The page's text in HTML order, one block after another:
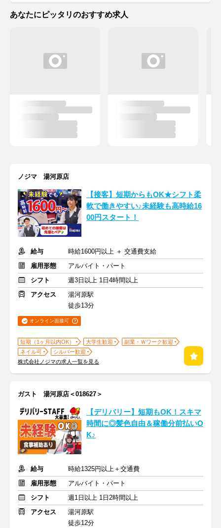
あなたにピッタリのおすすめ求人
ノジマ 湯河原店
【接客】短期からもOK★シフト柔
軟で働きやすい♪未経験も高時給16
00円スタート！
給与
時給1600円以上 ＋ 交通費支給
雇用形態
アルバイト・パート
シフト
週3日以上 1日4時間以上
アクセス
湯河原駅
徒歩13分
オンライン面接可
短期（1ヶ月以内OK） 大学生歓迎
副業・Ｗワーク歓迎
ネイル可
シルバー歓迎
株式会社ノジマの求人一覧を見る
ガスト 湯河原店＜018627＞
【デリバリー】短期もOK！スキマ
時間に◎髪色自由＆稼働分前払いO
K♪
給与
時給1325円以上＋交通費
雇用形態
アルバイト・パート
シフト
週1日以上 1日2時間以上
アクセス
湯河原駅
徒歩12分